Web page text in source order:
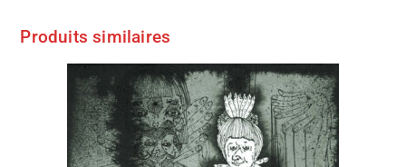
Produits similaires